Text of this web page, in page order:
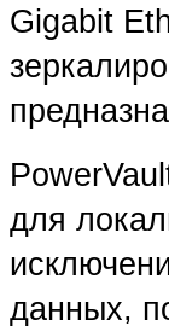
Gigabit
для
данных,